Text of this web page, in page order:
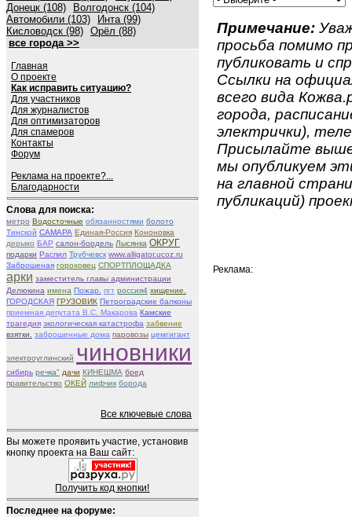
Донецк (108)
Волгодонск (104)
Автомобили (103)
Инта (99)
Кисловодск (98) Орёл (88)
все города >>
Главная
О проекте
Как исправить ситуацию?
Для участников
Для журналистов
Для оптимизаторов
Для спамеров
Контакты
Форум
Реклама на проекте?...
Благодарности
Слова для поиска:
метро Водосточные обязанностями болото
Тинской САМАРА Единая-Россия Кононовка
дерьмо БАР салон-бордель Лысянка ОКРУГ
подарки Распил Трубчевск www.alligator.ucoz.ru
Заброшеная гороховец СПОРТПЛОЩАДКА
арки заместитель главы администрации
Делюкина имена Пожар. пгт россия4 хищение.
ГОРОДСКАЯ ГРУЗОВИК Петроградские балконы
приемная депутата В.С. Макарова Камские
трагедия экологическая катастрофа забвение
взятки.
заброшенные дома паровозы цемгигант
электроуглинский чиновники
сибирь речка" дачи КИНЕШМА бред
правительство ОКЕЙ лифчик борода
Все ключевые слова
Вы можете проявить участие, установив
кнопку проекта на Ваш сайт:
Получить код кнопки!
Последнее на форуме:
Примечание:
просьба помимо
публиковать и
Ссылки на
всего вида
города,
электрички),
Присылайте
мы опубликуем
на главной
публикаций)
Реклама: